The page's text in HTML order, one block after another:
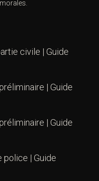
civile | Guide
| Guide
| Guide
police | Guide